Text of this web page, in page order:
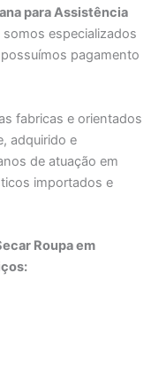
para Assistência
somos especializados
pagamento
fabricas e orientados
adquirido e
de atuação em
importados e
Roupa em